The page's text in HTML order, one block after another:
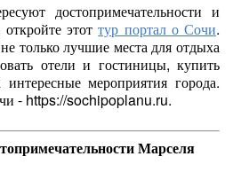
достопримечательности и
этоттур портал о Сочи.
только лучшие места для отдыха
отели и гостиницы, купить
мероприятия города.
- https://sochipoplanu.ru.
Марселя